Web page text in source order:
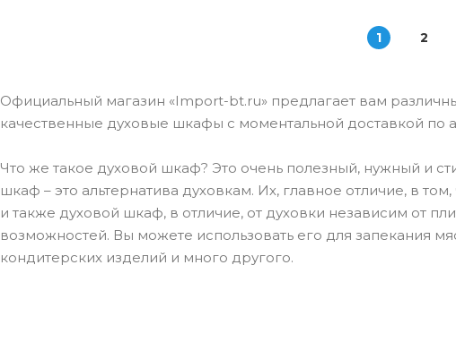
1 2
Официальный магазин «Import-bt.ru» предлагает вам
качественные духовые шкафы с моментальной доставкой по
Что же такое духовой шкаф? Это очень полезный, нужный и
шкаф – это альтернатива духовкам. Их, главное отличие, в
и также духовой шкаф, в отличие, от духовки независим от
возможностей. Вы можете использовать его для запекания
кондитерских изделий и много другого.